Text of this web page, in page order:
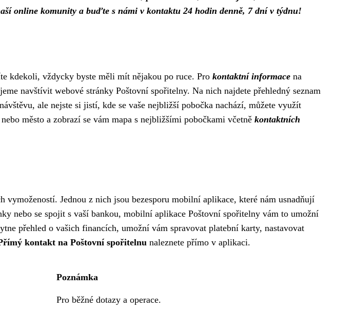
online komunity a buďte s námi v kontaktu 24 hodin denně, 7 dní v týdnu!
kdekoli, vždycky byste měli mít nějakou po ruce. Pro kontaktní informace na
navštívit webové stránky Poštovní spořitelny. Na nich najdete přehledný seznam
ale nejste si jistí, kde se vaše nejbližší pobočka nachází, můžete využít
město a zobrazí se vám mapa s nejbližšími pobočkami včetně kontaktních
vymožeností. Jednou z nich jsou bezesporu mobilní aplikace, které nám usnadňují
nebo se spojit s vaší bankou, mobilní aplikace Poštovní spořitelny vám to umožní
přehled o vašich financích, umožní vám spravovat platební karty, nastavovat
kontakt na Poštovní spořitelnu naleznete přímo v aplikaci.
Poznámka
Pro běžné dotazy a operace.